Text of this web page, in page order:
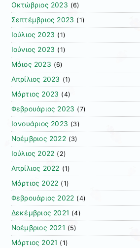
Οκτώβριος 2023 (6)
Σεπτέμβριος 2023 (1)
Ιούλιος 2023 (1)
Ιούνιος 2023 (1)
Μάιος 2023 (6)
Απρίλιος 2023 (1)
Μάρτιος 2023 (4)
Φεβρουάριος 2023 (7)
Ιανουάριος 2023 (3)
Νοέμβριος 2022(3)
Ιούλιος 2022 (2)
Απρίλιος 2022 (1)
Μάρτιος 2022 (1)
Φεβρουάριος 2022 (4)
Δεκέμβριος 2021 (4)
Νοέμβριος 2021 (5)
Μάρτιος 2021 (1)